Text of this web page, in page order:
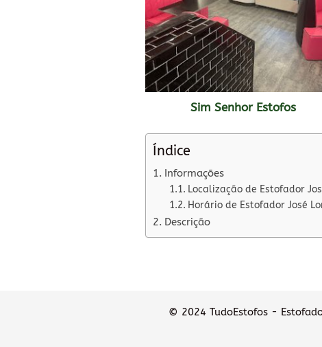
Sim Senhor Estofos
Índice
Informações
Localização de Estofador
Horário de Estofador José
Descrição
© 2024 TudoEstofos -